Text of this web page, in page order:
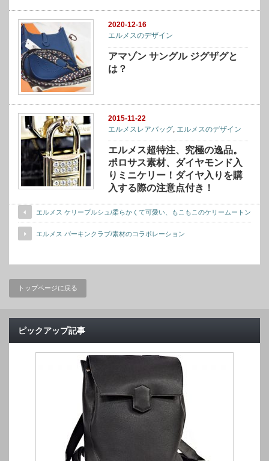
2020-12-16
エルメスのデザイン
アマゾン サングル ジグザグと
は？
2015-11-22
エルメスレアバッグ, エルメスのデザイン
エルメス超特注、究極の逸品。
ポロサス素材、ダイヤモンド入
りミニケリー！ダイヤ入りを購
入する際の注意点付き！
エルメス ケリープルシュ/柔らかくて可愛い、もこもこのケリームートン
エルメス バーキンクラブ/素材のコラボレーション
トップページに戻る
ピックアップ記事